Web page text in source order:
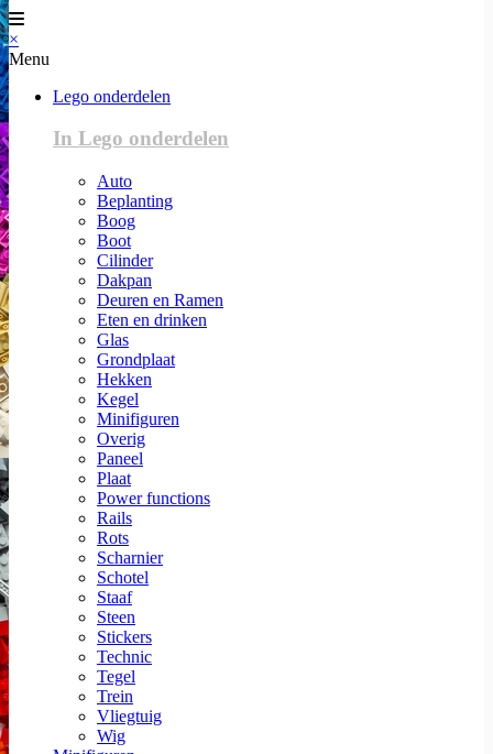
×
Menu
Lego onderdelen
In Lego onderdelen
Auto
Beplanting
Boog
Boot
Cilinder
Dakpan
Deuren en Ramen
Eten en drinken
Glas
Grondplaat
Hekken
Kegel
Minifiguren
Overig
Paneel
Plaat
Power functions
Rails
Rots
Scharnier
Schotel
Staaf
Steen
Stickers
Technic
Tegel
Trein
Vliegtuig
Wig